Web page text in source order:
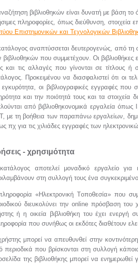
βιβλιοθηκών είναι δυνατή με βάση το
πληροφορίες, όπως διεύθυνση, στοιχεία
Επιστημονικών και Τεχνολογικών
αναπτύσσεται δευτερογενώς, από
βιβλιοθηκών που συμμετέχουν. Οι
και τις αλλαγές που γίνονται σε τίτλους
Προκειμένου να διασφαλιστεί ότι οι
εγκυρότητα, οι βιβλιογραφικές εγγραφές που
και την ποιότητά τους και τα
από βιβλιοθηκονομικά εργαλεία
με τη βοήθεια των παραπάνω εργαλείων,
πχ για τις χιλιάδες εγγραφές των
- χρησιμότητα
αποτελεί μοναδικό εργαλείο
στη συλλογή τους ένα
«Hλεκτρονική Tοποθεσία» που
διευκολύνει την online πρόσβαση
ή η οικεία βιβλιοθήκη του έχει
που συνήθως οι εκδότες διαθέτουν
μπορεί να απευθυνθεί στην
περιοδικά που βρίσκονται στη συλλογή
της βιβλιοθήκης μπορεί να